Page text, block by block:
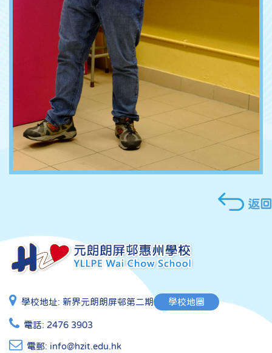
返回
學校地址: 新界元朗朗屏邨第二期 學校地圖
電話: 2476 3903
電郵: info@hzit.edu.hk